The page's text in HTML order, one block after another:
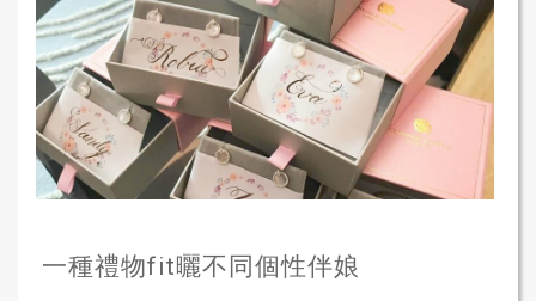
一種禮物fit曬不同個性伴娘